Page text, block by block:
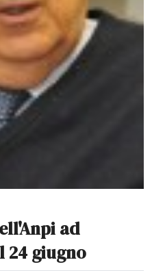
ad
24 giugno